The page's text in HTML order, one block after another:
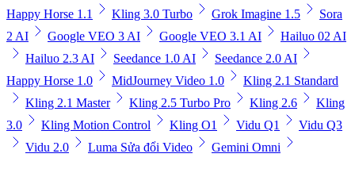
Happy Horse 1.1
Kling 3.0 Turbo Grok Imagine 1.5
Sora
2 AI
Google VEO 3 AI Google VEO 3.1 AI
Hailuo 02 AI
Hailuo 2.3 AI
Seedance 1.0 AI
Seedance 2.0 AI
Happy Horse 1.0
MidJourney Video 1.0
Kling 2.1 Standard
Kling 2.1 Master
Kling 2.5 Turbo Pro Kling 2.6
Kling
3.0
Kling Motion Control Kling O1 Vidu Q1
Vidu Q3
Vidu 2.0
Luma Sửa đổi Video Gemini Omni